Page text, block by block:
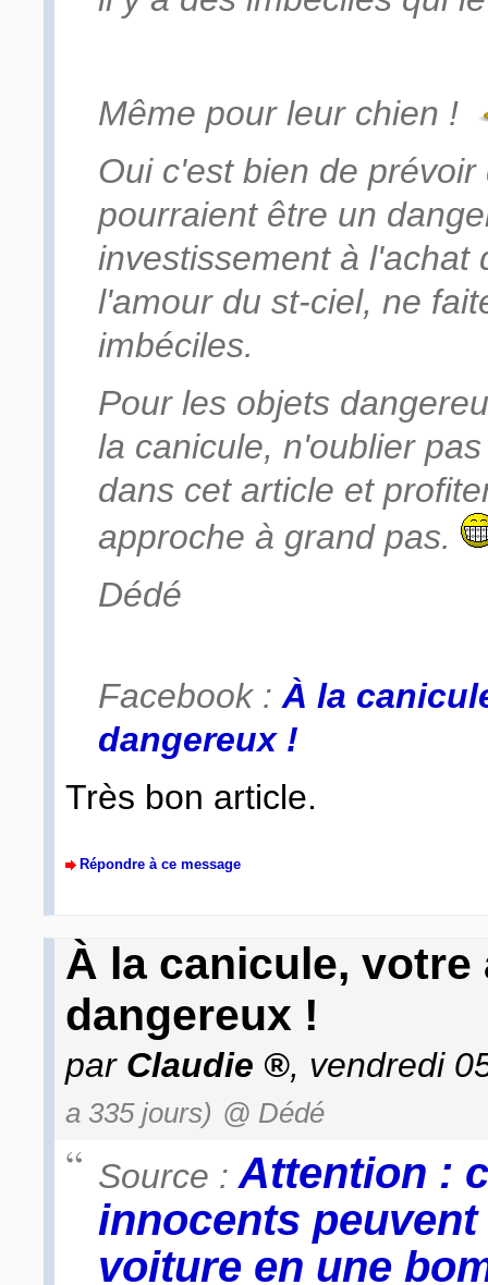
Même pour leur chien !
Oui c'est bien de
pourraient être un
investissement à l'achat
l'amour du st-ciel, ne
imbéciles.
Pour les objets
la canicule, n'oublier
dans cet article et
approche à grand pas.
Dédé
Facebook :À la
dangereux !
Très bon article.
Répondre à ce message
À la canicule,
dangereux !
par Claudie , vendredi
a 335 jours) @ Dédé
Source : Attention :
innocents
voiture en une